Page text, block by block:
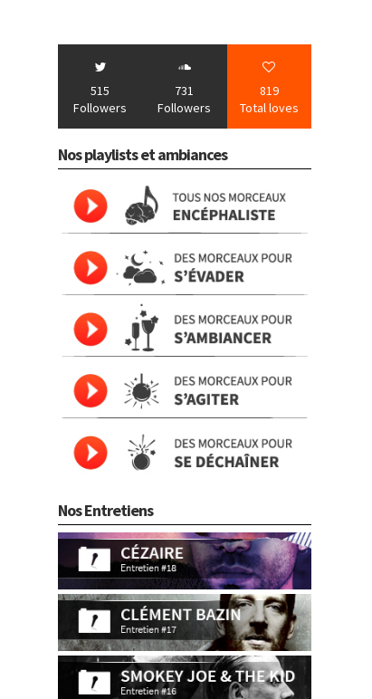
515
Followers
731
Followers
819
Total loves
Nos playlists et ambiances
Nos Entretiens